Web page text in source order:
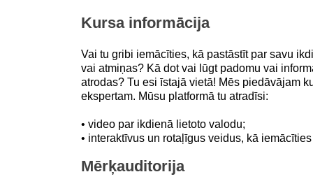
energy, climate change & the
environment
Kursa informācija
Vai tu gribi iemācīties, kā pastāstīt par savu
vai atmiņas? Kā dot vai lūgt padomu vai
atrodas? Tu esi īstajā vietā! Mēs piedāvājam
ekspertam. Mūsu platformā tu atradīsi:
• video par ikdienā lietoto valodu;
• interaktīvus un rotaļīgus veidus, kā
Mērķauditorija